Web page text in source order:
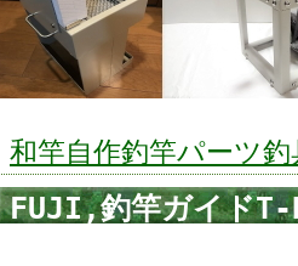
和竿自作釣竿パーツ釣
FUJI,釣竿ガイドT-